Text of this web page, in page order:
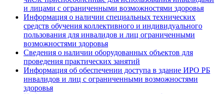
и лицами с ограниченными возможностями здоровья
Информация о наличии специальных технических
средств обучения коллективного и индивидуального
пользования для инвалидов и лиц ограниченными
возможностями здоровья
Сведения о наличии оборудованных объектов для
проведения практических занятий
Информация об обеспечении доступа в здание ИРО РБ
инвалидов и лиц с ограниченными возможностями
здоровья